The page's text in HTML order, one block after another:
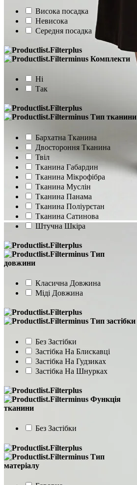
Висока посадка
Невисока
Середня посадка
Комплекти
Ні
Так
Тип тканини
Бархатна Тканина
Двостороння Тканина
Твіл
Тканина Габардин
Тканина Мікрофібра
Тканина Муслін
Тканина Панама
Тканина Поліурєтан
Тканина Сатинова
Штучна Шкіра
Тип
довжини
Класична Довжина
Міді Довжина
Тип застібки
Без Застібки
Застібка На Блискавці
Застібка На Гудзиках
Застібка На Шнурках
Функція
тканини
Без Застібки
Тип
матеріалу